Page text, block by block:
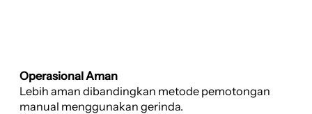
Operasional Aman
Lebih aman dibandingkan metode pemotongan
manual menggunakan gerinda.